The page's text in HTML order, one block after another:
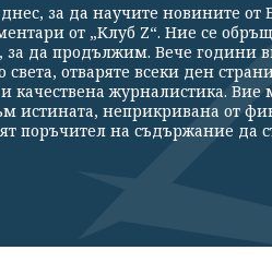
за да научите новините от
от „Клуб Z“. Ние се
да продължим. Вече години
отваряте всеки ден
качествена журналистика. Вие
истината, неприкривана от
поръчител на съдържание да